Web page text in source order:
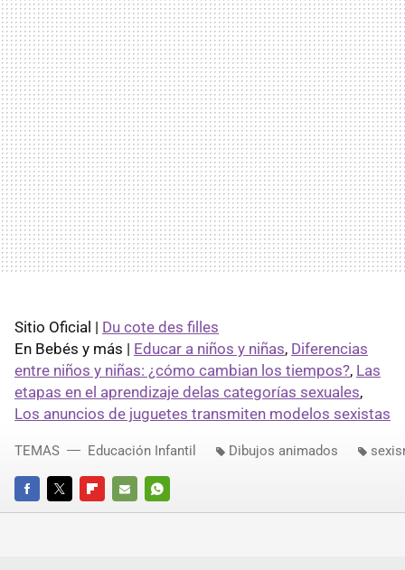
Sitio Oficial | Du cote des filles
En Bebés y más | Educar a niños y niñas, Diferencias
entre niños y niñas: ¿cómo cambian los tiempos?, Las
etapas en el aprendizaje delas categorías sexuales,
Los anuncios de juguetes transmiten modelos sexistas
FACEBOOKTWITTERFLIPBOARD
E-
WHATSAPP
TEMAS Educación Infantil Dibujos animados